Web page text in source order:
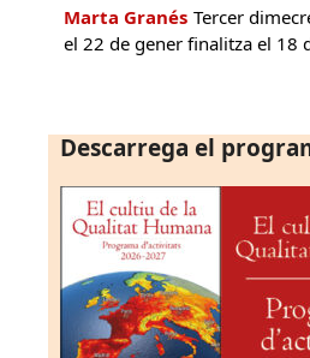
Marta Granés Tercer
el 22 de gener finalitza el 18
Descarrega el